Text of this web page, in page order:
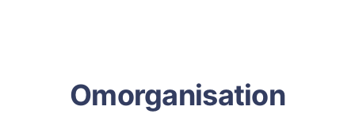
Omorganisation